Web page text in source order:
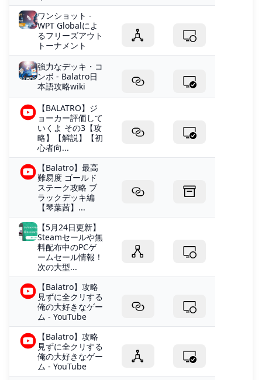
ワンショット -
WPT Globalによ
るフリーズアウト
トーナメント
強力なデッキ・コ
ンボ - Balatro日
本語攻略wiki
【BALATRO】ジ
ョーカー評価して
いくよ その3【攻
略】【解説】【初
心者向...
【Balatro】最高
難易度 ゴールド
ステーク攻略 ブ
ラックデッキ編
【琴葉茜】...
【5月24日更新】
Steamセールや無
料配布中のPCゲ
ームセール情報！
次の大型...
【Balatro】攻略
見ずに全クリする
俺の大好きなゲー
ム - YouTube
【Balatro】攻略
見ずに全クリする
俺の大好きなゲー
ム - YouTube